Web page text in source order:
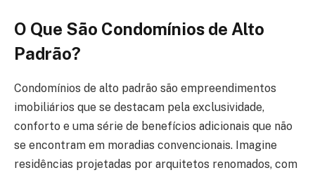
O Que São Condomínios de Alto
Padrão?
Condomínios de alto padrão são empreendimentos
imobiliários que se destacam pela exclusividade,
conforto e uma série de benefícios adicionais que não
se encontram em moradias convencionais. Imagine
residências projetadas por arquitetos renomados, com